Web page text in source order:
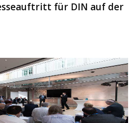
für DIN auf der